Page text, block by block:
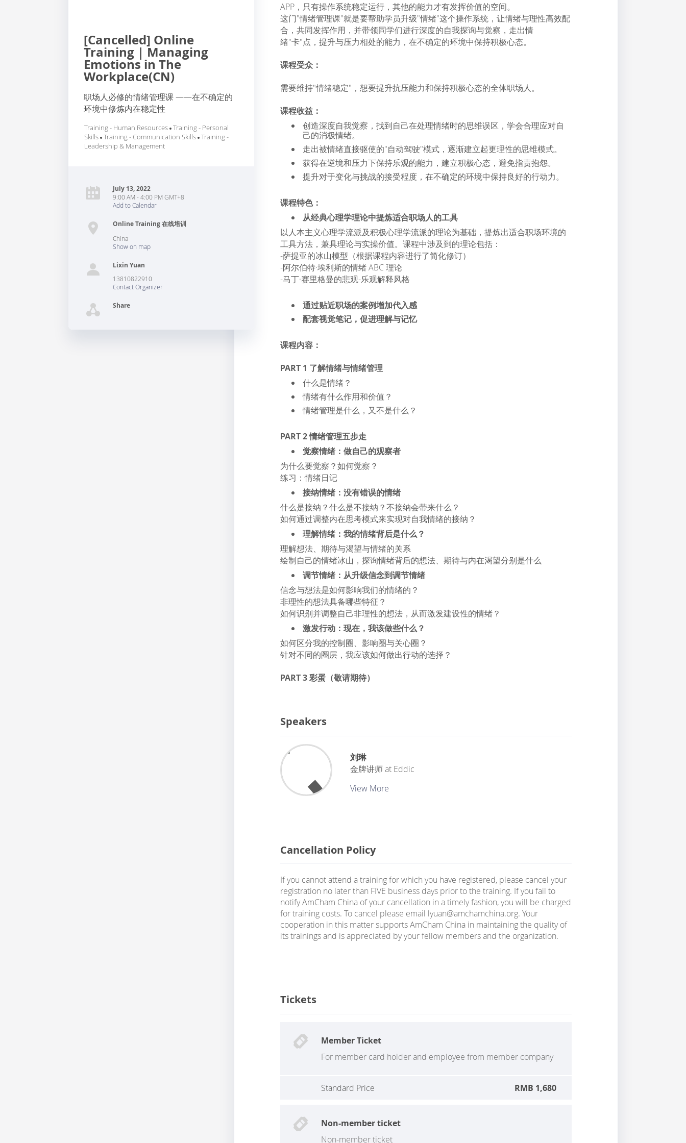
[Cancelled] Online
Training | Managing
Emotions in The
Workplace(CN)
职场人必修的情绪管理课 ——在不确定的
环境中修炼内在稳定性
Training - Human Resources Training - Personal
Skills Training - Communication Skills Training -
Leadership & Management
July 13, 2022
9:00 AM - 4:00 PM GMT+8
Add to Calendar
Online Training 在线培训
China
Show on map
Lixin Yuan
13810822910
Contact Organizer
Share
APP，只有操作系统稳定运行，其他的能力才有发挥价值的空间。
这门"情绪管理课"就是要帮助学员升级"情绪"这个操作系统，让情绪与理性高效配
合，共同发挥作用，并带领同学们进行深度的自我探询与觉察，走出情
绪"卡"点，提升与压力相处的能力，在不确定的环境中保持积极心态。
课程受众：
需要维持"情绪稳定"，想要提升抗压能力和保持积极心态的全体职场人。
课程收益：
创造深度自我觉察，找到自己在处理情绪时的思维误区，学会合理应对自
己的消极情绪。
走出被情绪直接驱使的"自动驾驶"模式，逐渐建立起更理性的思维模式。
获得在逆境和压力下保持乐观的能力，建立积极心态，避免指责抱怨。
提升对于变化与挑战的接受程度，在不确定的环境中保持良好的行动力。
课程特色：
从经典心理学理论中提炼适合职场人的工具
以人本主义心理学流派及积极心理学流派的理论为基础，提炼出适合职场环境的
工具方法，兼具理论与实操价值。课程中涉及到的理论包括：
-萨提亚的冰山模型（根据课程内容进行了简化修订）
-阿尔伯特·埃利斯的情绪 ABC 理论
-马丁·赛里格曼的悲观-乐观解释风格
通过贴近职场的案例增加代入感
配套视觉笔记，促进理解与记忆
课程内容：
PART 1 了解情绪与情绪管理
什么是情绪？
情绪有什么作用和价值？
情绪管理是什么，又不是什么？
PART 2 情绪管理五步走
觉察情绪：做自己的观察者
为什么要觉察？如何觉察？
练习：情绪日记
接纳情绪：没有错误的情绪
什么是接纳？什么是不接纳？不接纳会带来什么？
如何通过调整内在思考模式来实现对自我情绪的接纳？
理解情绪：我的情绪背后是什么？
理解想法、期待与渴望与情绪的关系
绘制自己的情绪冰山，探询情绪背后的想法、期待与内在渴望分别是什么
调节情绪：从升级信念到调节情绪
信念与想法是如何影响我们的情绪的？
非理性的想法具备哪些特征？
如何识别并调整自己非理性的想法，从而激发建设性的情绪？
激发行动：现在，我该做些什么？
如何区分我的控制圈、影响圈与关心圈？
针对不同的圈层，我应该如何做出行动的选择？
PART 3 彩蛋（敬请期待）
Speakers
刘琳
金牌讲师at Eddic
View More
Cancellation Policy
If you cannot attend a training for which you have registered, please cancel your
registration no later than FIVE business days prior to the training. If you fail to
notify AmCham China of your cancellation in a timely fashion, you will be charged
for training costs. To cancel please email lyuan@amchamchina.org. Your
cooperation in this matter supports AmCham China in maintaining the quality of
its trainings and is appreciated by your fellow members and the organization.
Tickets
Member Ticket
For member card holder and employee from member company
Standard Price RMB 1,680
Non-member ticket
Non-member ticket